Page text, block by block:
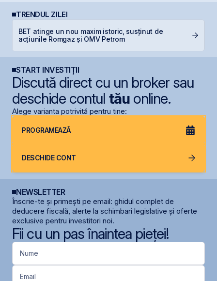
TRENDUL ZILEI
BET atinge un nou maxim istoric, susținut de
acțiunile Romgaz și OMV Petrom
START INVESTIȚII
Discută direct cu un broker sau
deschide contul tăuonline.
Alege varianta potrivită pentru tine:
PROGRAMEAZĂ
DESCHIDE CONT
NEWSLETTER
Înscrie-te și primești pe email: ghidul complet de
deducere fiscală, alerte la schimbari legislative și oferte
exclusive pentru investitori noi.
Fii cu un pas înaintea pieței!
Nume
Email